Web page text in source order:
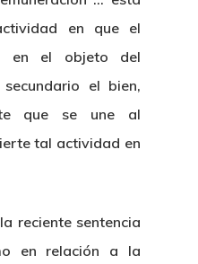
en que el
en el objeto del
el bien,
que se une al
tal actividad en
reciente sentencia
en relación a la